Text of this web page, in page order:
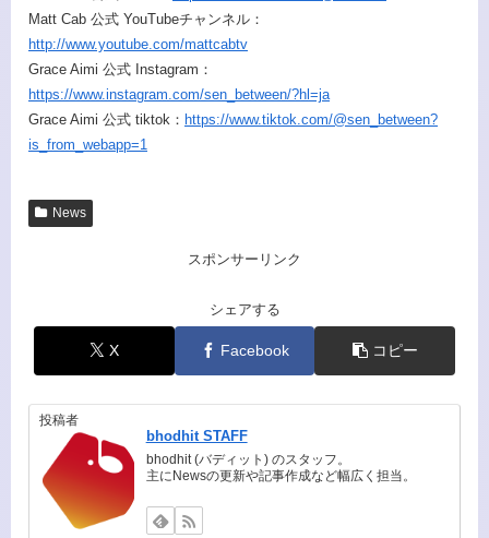
Matt Cab 公式 YouTubeチャンネル：
http://www.youtube.com/mattcabtv
Grace Aimi 公式 Instagram：
https://www.instagram.com/sen_between/?hl=ja
Grace Aimi 公式 tiktok： https://www.tiktok.com/@sen_between?
is_from_webapp=1
News
スポンサーリンク
シェアする
X Facebook コピー
投稿者
bhodhit STAFF
bhodhit (バディット) のスタッフ。
主にNewsの更新や記事作成など幅広く担当。